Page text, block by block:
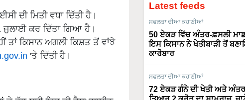
ਦੀ ਮਿਤੀ ਵਧਾ ਦਿੱਤੀ ਹੈ।
ਕਰ ਦਿੱਤਾ ਗਿਆ ਹੈ।
ਤਾਂ ਕਿਸਾਨ ਅਗਲੀ ਕਿਸ਼ਤ ਤੋਂ ਵਾਂਝੇ
'ਤੇ ਦਿੱਤੀ ਹੈ।
Latest feeds
ਸਫਲਤਾ ਦੀਆ ਕਹਾਣੀਆਂ
50 ਏਕੜ ਵਿੱਚ ਅੰਤਰ-ਫ਼ਸਲੀ
ਇਸ ਕਿਸਾਨ ਨੇ ਖੇਤੀਬਾੜੀ ਤੋਂ
ਕਾਰੋਬਾਰ
ਸਫਲਤਾ ਦੀਆ ਕਹਾਣੀਆਂ
72 ਏਕੜ ਗੰਨੇ ਦੀ ਖੇਤੀ ਅਤੇ